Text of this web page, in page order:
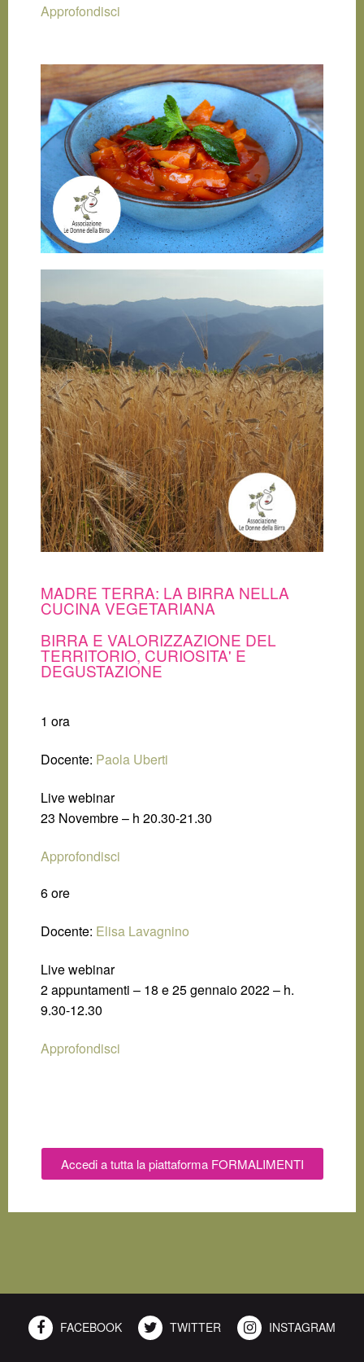
Approfondisci
MADRE TERRA: LA BIRRA NELLA
CUCINA VEGETARIANA
BIRRA E VALORIZZAZIONE DEL
TERRITORIO, CURIOSITA' E
DEGUSTAZIONE
1 ora
Docente: Paola Uberti
Live webinar
23 Novembre – h 20.30-21.30
Approfondisci
6 ore
Docente: Elisa Lavagnino
Live webinar
2 appuntamenti – 18 e 25 gennaio 2022 – h.
9.30-12.30
Approfondisci
Accedi a tutta la piattaforma FORMALIMENTI
FACEBOOK TWITTER INSTAGRAM